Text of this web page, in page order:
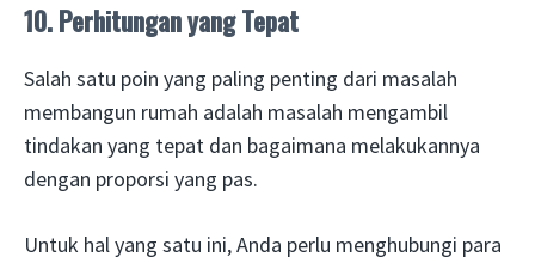
10. Perhitungan yang Tepat
Salah satu poin yang paling penting dari masalah
membangun rumah adalah masalah mengambil
tindakan yang tepat dan bagaimana melakukannya
dengan proporsi yang pas.
Untuk hal yang satu ini, Anda perlu menghubungi para